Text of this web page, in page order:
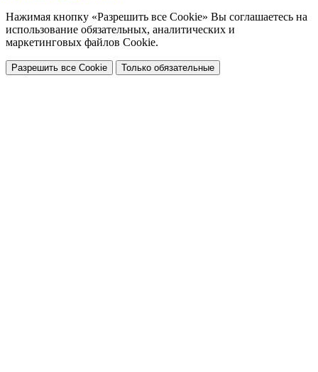
Нажимая кнопку «Разрешить все Cookie» Вы соглашаетесь на
использование обязательных, аналитических и
маркетинговых файлов Cookie.
Разрешить все Cookie Только обязательные